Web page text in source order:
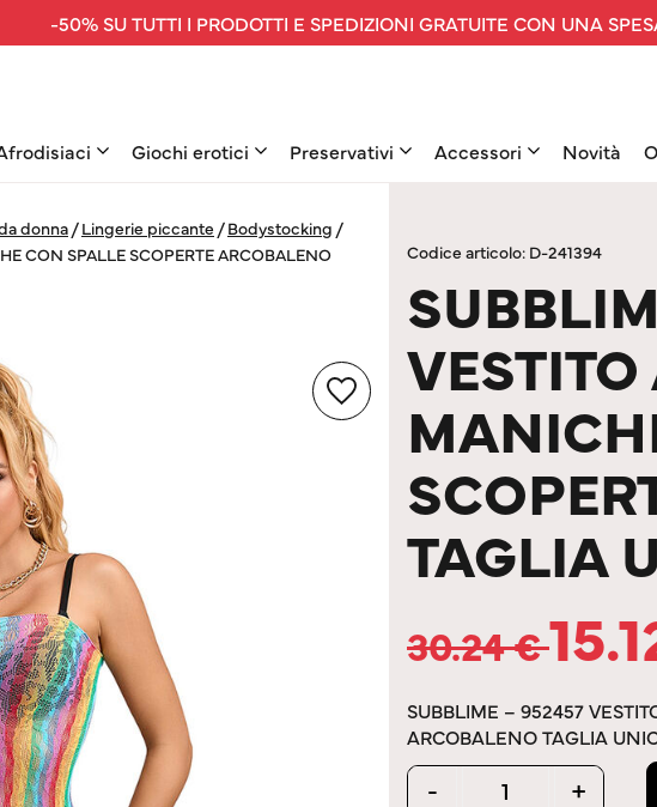
-50% SU TUTTI I PRODOTTI E SPEDIZIONI GRATUITE CON UNA
Giochi erotici Preservativi Accessori Novità
donna/Lingerie piccante /Bodystocking /
CON SPALLE SCOPERTE ARCOBALENO
Codice articolo: D-241394
TAGLIA
30.24€
SUBBLIME – 952457
ARCOBALENO TAGLIA
Quantity
- +